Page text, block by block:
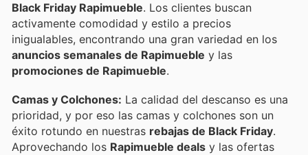
Black Friday Rapimueble. Los clientes buscan
activamente comodidad y estilo a precios
inigualables, encontrando una gran variedad en los
anuncios semanales de Rapimueble y las
promociones de Rapimueble.
Camas y Colchones: La calidad del descanso es una
prioridad, y por eso las camas y colchones son un
éxito rotundo en nuestras rebajas de Black Friday.
Aprovechando los Rapimueble deals y las ofertas